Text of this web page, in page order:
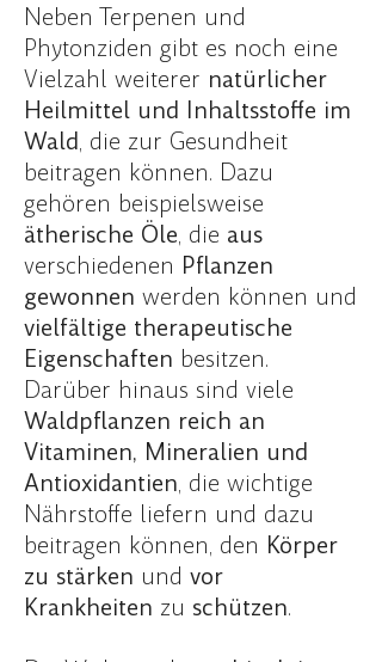
Neben Terpenen und
Phytonziden gibt es noch eine
Vielzahl weiterer natürlicher
Heilmittel und Inhaltsstoffe im
Wald, die zur Gesundheit
beitragen können. Dazu
gehören beispielsweise
ätherische Öle, die aus
verschiedenen Pflanzen
gewonnen werden können und
vielfältige therapeutische
Eigenschaften besitzen.
Darüber hinaus sind viele
Waldpflanzen reich an
Vitaminen, Mineralien und
Antioxidantien, die wichtige
Nährstoffe liefern und dazu
beitragen können, den Körper
zu stärken und vor
Krankheiten zu schützen.